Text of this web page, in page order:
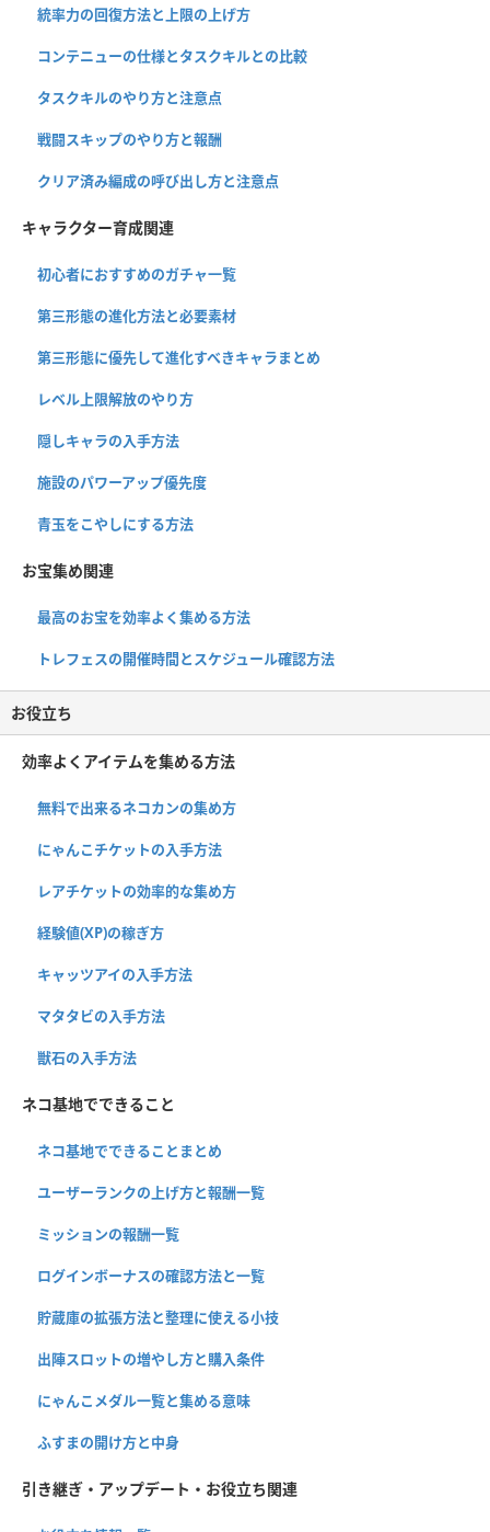
統率力の回復方法と上限の上げ方
コンテニューの仕様とタスクキルとの比較
タスクキルのやり方と注意点
戦闘スキップのやり方と報酬
クリア済み編成の呼び出し方と注意点
キャラクター育成関連
初心者におすすめのガチャ一覧
第三形態の進化方法と必要素材
第三形態に優先して進化すべきキャラまとめ
レベル上限解放のやり方
隠しキャラの入手方法
施設のパワーアップ優先度
青玉をこやしにする方法
お宝集め関連
最高のお宝を効率よく集める方法
トレフェスの開催時間とスケジュール確認方法
お役立ち
効率よくアイテムを集める方法
無料で出来るネコカンの集め方
にゃんこチケットの入手方法
レアチケットの効率的な集め方
経験値(XP)の稼ぎ方
キャッツアイの入手方法
マタタビの入手方法
獣石の入手方法
ネコ基地でできること
ネコ基地でできることまとめ
ユーザーランクの上げ方と報酬一覧
ミッションの報酬一覧
ログインボーナスの確認方法と一覧
貯蔵庫の拡張方法と整理に使える小技
出陣スロットの増やし方と購入条件
にゃんこメダル一覧と集める意味
ふすまの開け方と中身
引き継ぎ・アップデート・お役立ち関連